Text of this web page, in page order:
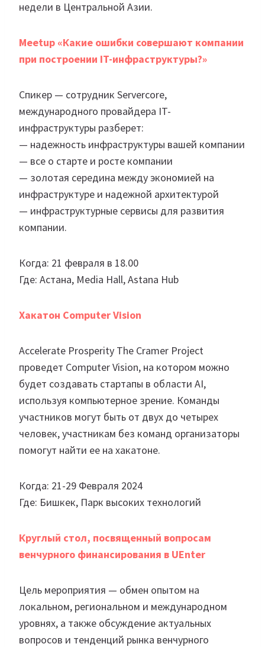
недели в Центральной Азии.
Meetup «Какие ошибки совершают компании
при построении IT-инфраструктуры?»
Спикер — сотрудник Servercore,
международного провайдера IT-
инфраструктуры разберет:
— надежность инфраструктуры вашей компании
— все о старте и росте компании
— золотая середина между экономией на
инфраструктуре и надежной архитектурой
— инфраструктурные сервисы для развития
компании.
Когда: 21 февраля в 18.00
Где: Астана, Media Hall, Astana Hub
Хакатон Computer Vision
Accelerate Prosperity The Cramer Project
проведет Computer Vision, на котором можно
будет создавать стартапы в области AI,
используя компьютерное зрение. Команды
участников могут быть от двух до четырех
человек, участникам без команд организаторы
помогут найти ее на хакатоне.
Когда: 21-29 Февраля 2024
Где: Бишкек, Парк высоких технологий
Круглый стол, посвященный вопросам
венчурного финансирования в UEnter
Цель мероприятия — обмен опытом на
локальном, региональном и международном
уровнях, а также обсуждение актуальных
вопросов и тенденций рынка венчурного